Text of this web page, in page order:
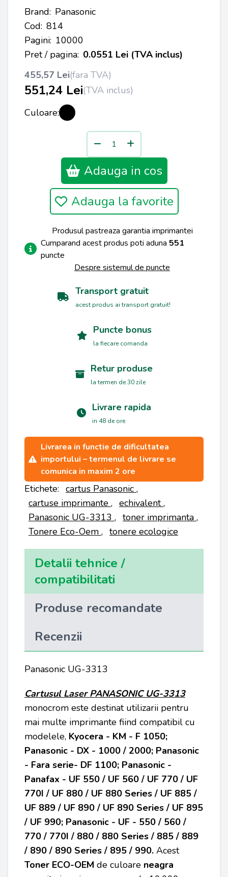
Brand: Panasonic
Cod: 814
Pagini: 10000
Pret / pagina: 0.0551 Lei (TVA inclus)
455,57 Lei(fara TVA)
551,24 Lei(TVA inclus)
Culoare:
Adauga in cos
Adauga la favorite
Produsul pastreaza garantia imprimantei
Cumparand acest produs poti aduna 551
puncte
Despre sistemul de puncte
Transport gratuit
acest produs ai transport gratuit!
Puncte bonus
la fiecare comanda
Retur produse
la termen de 30 zile
Livrare rapida
in 48 de ore
Livrarea in functie de dificultatea
importului – termenul de livrare se
comunica in maxim 2 ore
Etichete: cartus Panasonic ,
cartuse imprimante , echivalent,
Panasonic UG-3313 , toner imprimanta ,
Tonere Eco-Oem , tonere ecologice
Detalii tehnice /
compatibilitati
Produse recomandate
Recenzii
Panasonic UG-3313
Cartusul Laser PANASONIC UG-3313
monocrom este destinat utilizarii pentru
mai multe imprimante fiind compatibil cu
modelele, Kyocera - KM - F 1050;
Panasonic - DX - 1000 / 2000; Panasonic
- Fara serie- DF 1100; Panasonic -
Panafax - UF 550 / UF 560 / UF 770 / UF
770I / UF 880 / UF 880 Series / UF 885 /
UF 889 / UF 890 / UF 890 Series / UF 895
/ UF 990; Panasonic - UF - 550 / 560 /
770 / 770I / 880 / 880 Series / 885 / 889
/ 890 / 890 Series / 895 / 990. Acest
Toner ECO-OEM de culoare neagra